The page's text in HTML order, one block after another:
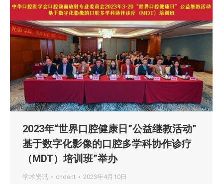
2023年“世界口腔健康日”公益继教活动”
基于数字化影像的口腔多学科协作诊疗
（MDT）培训班”举办
学术资讯 cndent 2023年4月10日